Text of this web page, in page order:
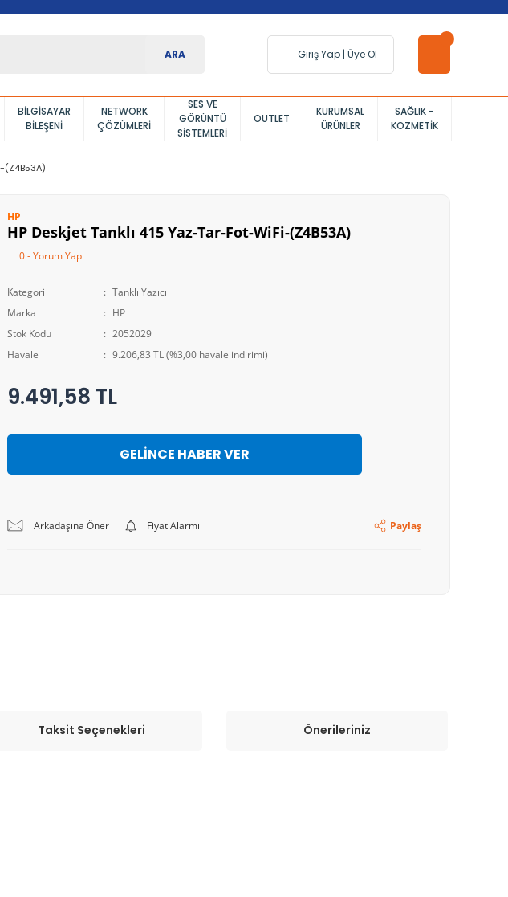
ARA Giriş Yap | Üye Ol
BILGISAYAR
BILEŞENI
NETWORK
ÇÖZÜMLERI
SES VE
GÖRÜNTÜ
SISTEMLERI
OUTLET
KURUMSAL
ÜRÜNLER
SAĞLIK -
KOZMETIK
(Z4B53A)
HP
HP Deskjet Tanklı 415 Yaz-Tar-Fot-WiFi-(Z4B53A)
0 - Yorum Yap
Kategori
Tanklı Yazıcı
Marka
HP
Stok Kodu
2052029
Havale
9.206,83 TL (%3,00 havale indirimi)
9.491,58 TL
GELİNCE HABER VER
Arkadaşına Öner Fiyat Alarmı Paylaş
Taksit Seçenekleri Önerileriniz